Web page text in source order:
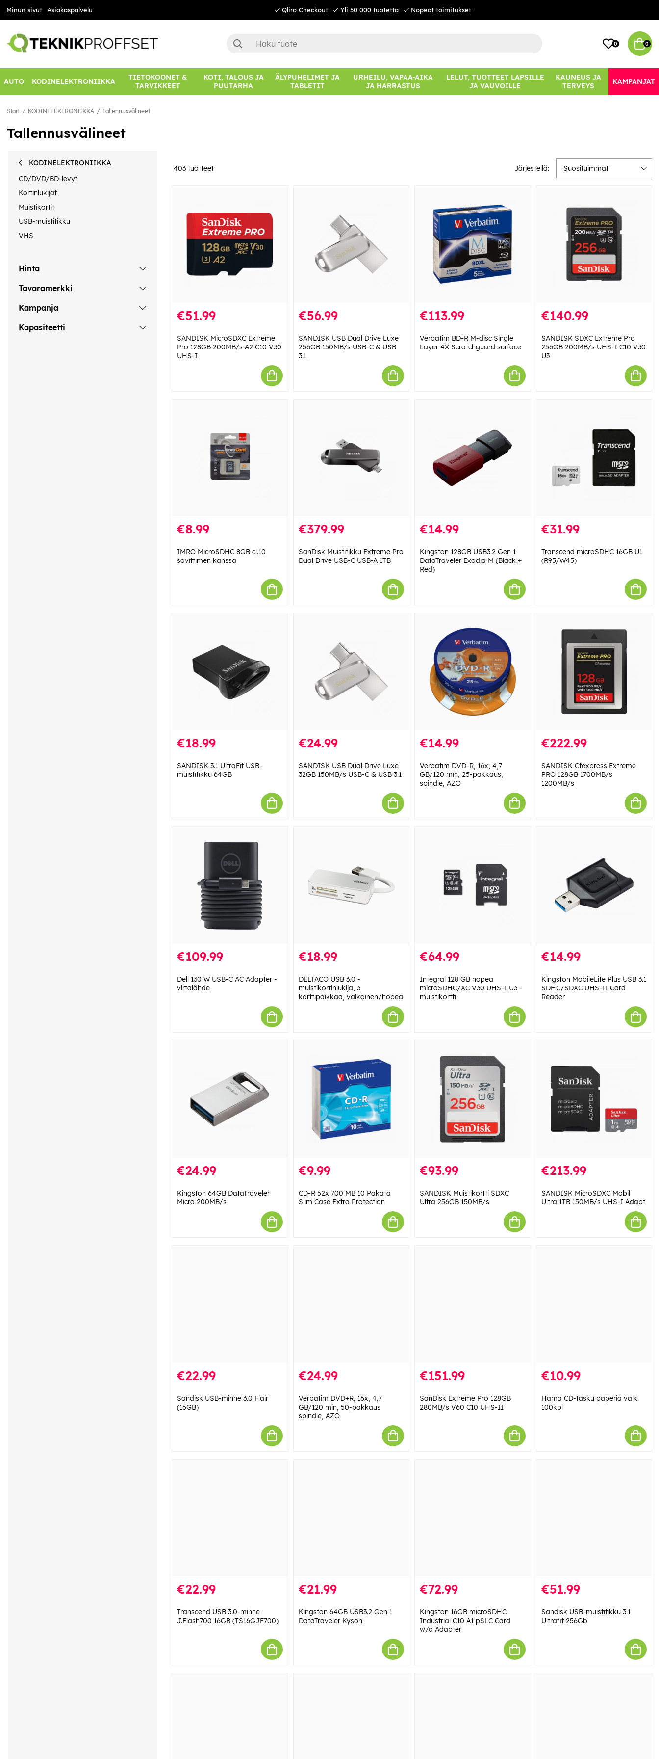
Minun sivut Asiakaspalvelu Qliro Checkout Yli 50 000 tuotetta Nopeat toimitukset
0 0
AUTO KODINELEKTRONIIKKA
TIETOKOONET &
TARVIKKEET
KOTI, TALOUS JA
PUUTARHA
ÄLYPUHELIMET JA
TABLETIT
URHEILU, VAPAA-AIKA
JA HARRASTUS
LELUT, TUOTTEET LAPSILLE
JA VAUVOILLE
KAUNEUS JA
TERVEYS
KAMPANJAT
Start KODINELEKTRONIIKKA Tallennusvälineet
Tallennusvälineet
KODINELEKTRONIIKKA
CD/DVD/BD-levyt
Kortinlukijat
Muistikortit
USB-muistitikku
VHS
Hinta
Tavaramerkki
Kampanja
Kapasiteetti
403 tuotteet Järjestellä: Suosituimmat
€51.99
SANDISK MicroSDXC Extreme
Pro 128GB 200MB/s A2 C10 V30
UHS-I
€56.99
SANDISK USB Dual Drive Luxe
256GB 150MB/s USB-C & USB
3.1
€113.99
Verbatim BD-R M-disc Single
Layer 4X Scratchguard surface
€140.99
SANDISK SDXC Extreme Pro
256GB 200MB/s UHS-I C10 V30
U3
€8.99
IMRO MicroSDHC 8GB cl.10
sovittimen kanssa
€379.99
SanDisk Muistitikku Extreme Pro
Dual Drive USB-C USB-A 1TB
€14.99
Kingston 128GB USB3.2 Gen 1
DataTraveler Exodia M (Black +
Red)
€31.99
Transcend microSDHC 16GB U1
(R95/W45)
€18.99
SANDISK 3.1 UltraFit USB-
muistitikku 64GB
€24.99
SANDISK USB Dual Drive Luxe
32GB 150MB/s USB-C & USB 3.1
€14.99
Verbatim DVD-R, 16x, 4,7
GB/120 min, 25-pakkaus,
spindle, AZO
€222.99
SANDISK Cfexpress Extreme
PRO 128GB 1700MB/s
1200MB/s
€109.99
Dell 130 W USB-C AC Adapter -
virtalähde
€18.99
DELTACO USB 3.0 -
muistikortinlukija, 3
korttipaikkaa, valkoinen/hopea
€64.99
Integral 128 GB nopea
microSDHC/XC V30 UHS-I U3 -
muistikortti
€14.99
Kingston MobileLite Plus USB 3.1
SDHC/SDXC UHS-II Card
Reader
€24.99
Kingston 64GB DataTraveler
Micro 200MB/s
€9.99
CD-R 52x 700 MB 10 Pakata
Slim Case Extra Protection
€93.99
SANDISK Muistikortti SDXC
Ultra 256GB 150MB/s
€213.99
SANDISK MicroSDXC Mobil
Ultra 1TB 150MB/s UHS-I Adapt
€22.99
Sandisk USB-minne 3.0 Flair
(16GB)
€24.99
Verbatim DVD+R, 16x, 4,7
GB/120 min, 50-pakkaus
spindle, AZO
€151.99
SanDisk Extreme Pro 128GB
280MB/s V60 C10 UHS-II
€10.99
Hama CD-tasku paperia valk.
100kpl
€22.99
Transcend USB 3.0-minne
J.Flash700 16GB (TS16GJF700)
€21.99
Kingston 64GB USB3.2 Gen 1
DataTraveler Kyson
€72.99
Kingston 16GB microSDHC
Industrial C10 A1 pSLC Card
w/o Adapter
€51.99
Sandisk USB-muistitikku 3.1
Ultrafit 256Gb